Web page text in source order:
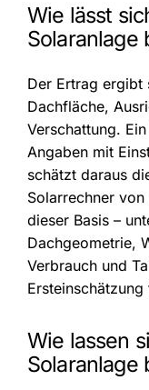
Wie lässt
Solaranlage
Der Ertrag ergibt
Dachfläche,
Verschattung.
Angaben mit
schätzt daraus
Solarrechner
dieser Basis –
Dachgeometrie,
Verbrauch und
Wie lassen
Solaranlage